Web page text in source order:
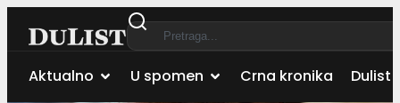
Aktualno U spomen Crna kronika Dulist